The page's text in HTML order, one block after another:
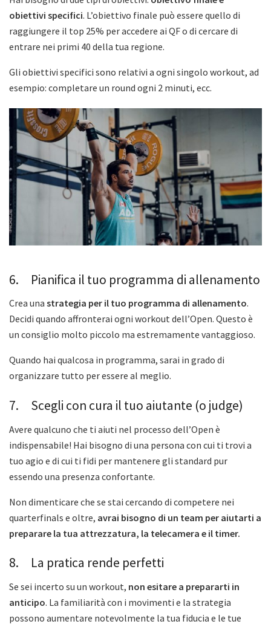
obiettivi specifici. L’obiettivo finale può essere quello di
raggiungere il top 25% per accedere ai QF o di cercare di
entrare nei primi 40 della tua regione.
Gli obiettivi specifici sono relativi a ogni singolo workout, ad
esempio: completare un round ogni 2 minuti, ecc.
6. Pianifica il tuo programma di allenamento
Crea una strategia per il tuo programma di allenamento.
Decidi quando affronterai ogni workout dell’Open. Questo è
un consiglio molto piccolo ma estremamente vantaggioso.
Quando hai qualcosa in programma, sarai in grado di
organizzare tutto per essere al meglio.
7. Scegli con cura il tuo aiutante (o judge)
Avere qualcuno che ti aiuti nel processo dell’Open è
indispensabile! Hai bisogno di una persona con cui ti trovi a
tuo agio e di cui ti fidi per mantenere gli standard pur
essendo una presenza confortante.
Non dimenticare che se stai cercando di competere nei
quarterfinals e oltre, avrai bisogno di un team per aiutarti a
preparare la tua attrezzatura, la telecamera e il timer.
8. La pratica rende perfetti
Se sei incerto su un workout, non esitare a prepararti in
anticipo. La familiarità con i movimenti e la strategia
possono aumentare notevolmente la tua fiducia e le tue